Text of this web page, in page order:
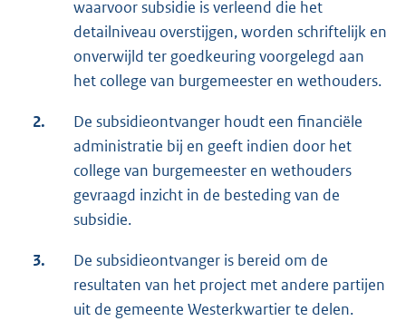
waarvoor subsidie is verleend die het
detailniveau overstijgen, worden schriftelijk en
onverwijld ter goedkeuring voorgelegd aan
het college van burgemeester en wethouders.
2.
De subsidieontvanger houdt een financiële
administratie bij en geeft indien door het
college van burgemeester en wethouders
gevraagd inzicht in de besteding van de
subsidie.
3.
De subsidieontvanger is bereid om de
resultaten van het project met andere partijen
uit de gemeente Westerkwartier te delen.